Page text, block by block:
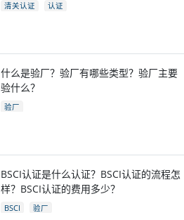
清关认证 认证
什么是验厂？验厂有哪些类型？验厂主要
验什么？
验厂
BSCI认证是什么认证？BSCI认证的流程怎
样？BSCI认证的费用多少？
BSCI 验厂